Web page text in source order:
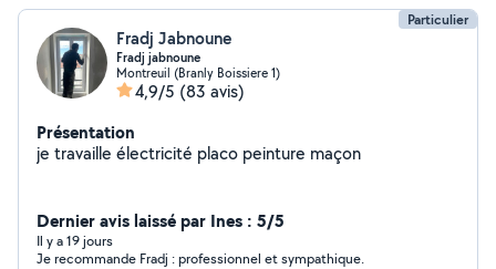
Particulier
Fradj Jabnoune
Fradj jabnoune
Montreuil (Branly Boissiere 1)
4,9/5 (83 avis)
Présentation
je travaille électricité placo peinture maçon
Dernier avis laissé par Ines : 5/5
Il y a 19 jours
Je recommande Fradj : professionnel et sympathique.